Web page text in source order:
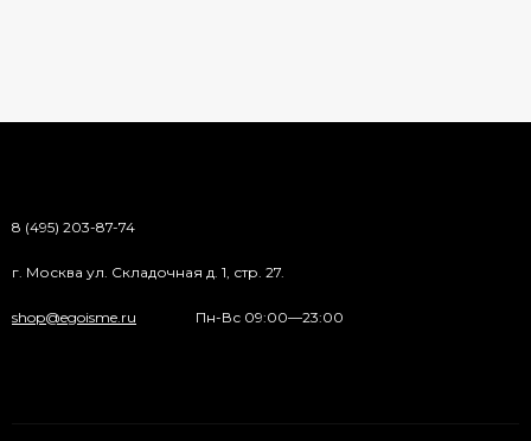
8 (495) 203-87-74
г. Москва ул. Складочная д. 1, стр. 27.
shop@egoisme.ru Пн-Вс 09:00—23:00